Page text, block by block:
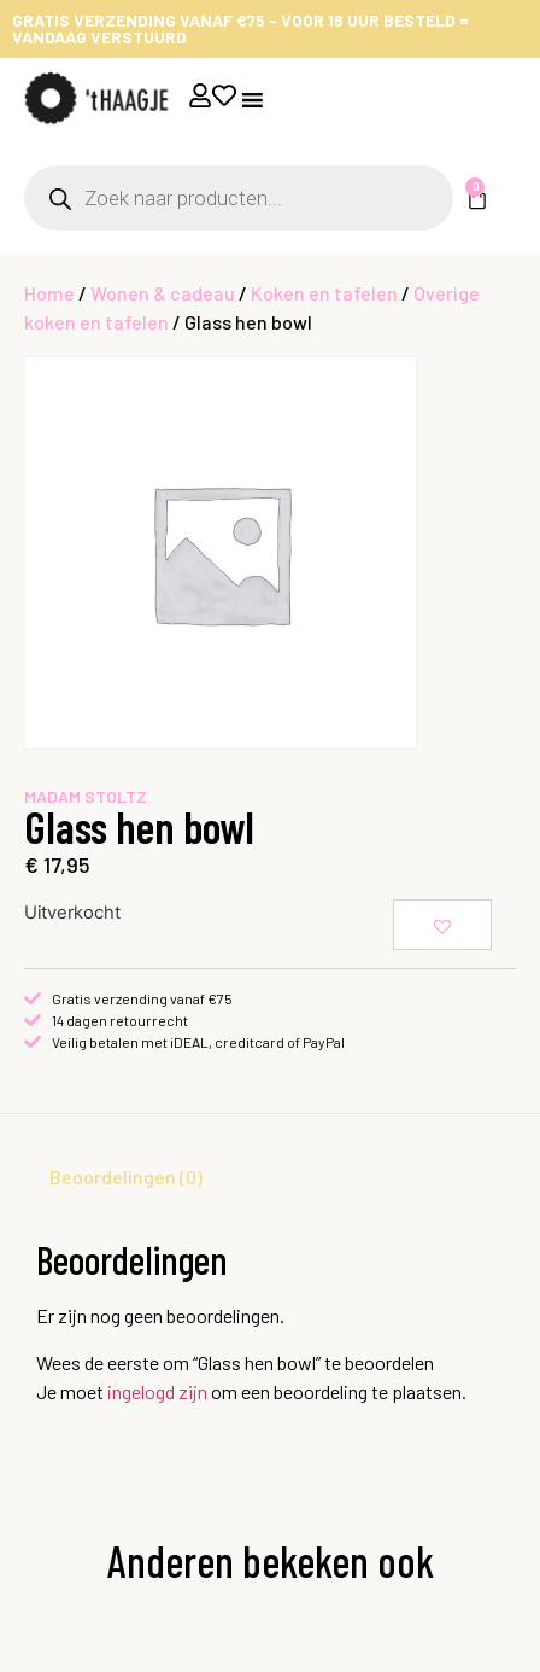
GRATIS VERZENDING VANAF €75 - VOOR 16 UUR BESTELD =
VANDAAG VERSTUURD
0
Home / Wonen & cadeau / Koken en tafelen / Overige
koken en tafelen / Glass hen bowl
MADAM STOLTZ
Glass hen bowl
€ 17,95
Uitverkocht
Gratis verzending vanaf €75
14 dagen retourrecht
Veilig betalen met iDEAL, creditcard of PayPal
Beoordelingen (0)
Beoordelingen
Er zijn nog geen beoordelingen.
Wees de eerste om “Glass hen bowl” te beoordelen
Je moet ingelogd zijn om een beoordeling te plaatsen.
Anderen bekeken ook